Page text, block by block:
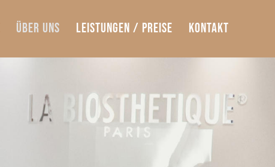
Über Uns Leistungen / Preise Kontakt